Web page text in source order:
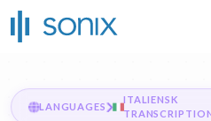
LANGUAGES
ITALIENSK